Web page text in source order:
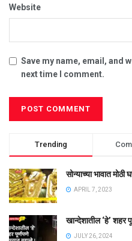
Website
Save my name, email, and
next time I comment.
Trending
सोन्याच्या भावात
APRIL 7, 2023
खान्देशातील ‘हे’ शहर
JULY 26, 2024